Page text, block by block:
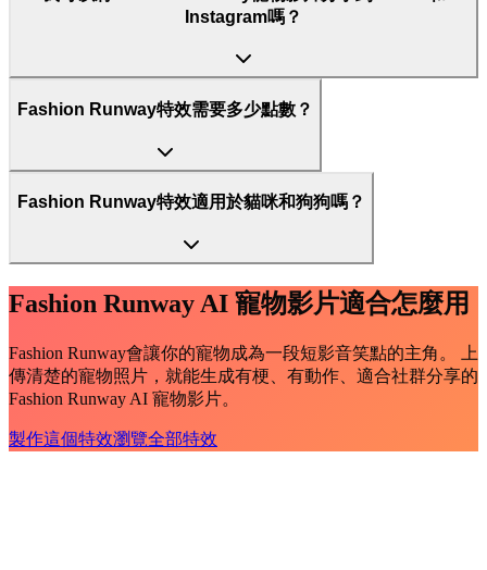
Instagram嗎？
Fashion Runway特效需要多少點數？
Fashion Runway特效適用於貓咪和狗狗嗎？
Fashion Runway AI 寵物影片適合怎麼用
Fashion Runway會讓你的寵物成為一段短影音笑點的主角。 上
傳清楚的寵物照片，就能生成有梗、有動作、適合社群分享的
Fashion Runway AI 寵物影片。
製作這個特效瀏覽全部特效